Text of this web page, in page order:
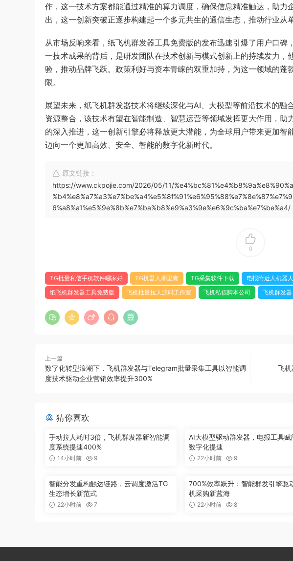
作，这一技术方案都能通过精准的算力调度，确保信息精准触达，助力
出，这一创新突破正逐步构建起一个多元共生的通信生态，推动行业从
从市场反响来看，纸飞机群发器工具免费版的发布迅速引爆了用户口
一技术成果的背后，是研发团队在技术创新与模式创新上的持续发力，
验，推动品牌飞跃。政策利好与资本青睐的双重加持，为这一领域的
限。
展望未来，纸飞机群发器技术将继续深化与AI、大模型等前沿技术的融
资源整合，该技术有望在智能制造、智慧运营等领域发挥更大作用，
的深入推进，这一创新引擎必将释放更大潜能，为全球用户带来更加
迈向一个更加高效、安全、智能的数字化新时代。
原文链接：
https://www.ckpojie.com/2026/05/11/
6%a8%a1%e5%9e%8b%e7%ba%b8%e9%a3%9e%e6%9c%ba%e7%be%a4/
0
TG批量私信手机软件哪家好 TG机器人哪里有 TG采集软件下载 电报附近人机器
纸飞机群发器工具免费版
飞机批量拉人源码工作室 飞机私信脚本公司 飞机群发器
上一篇
数字化转型浪潮下，飞机群发器与Telegram批量采集工具以智能调
度技术驱动企业营销效率提升300%
飞
猜你喜欢
手动拉人耗时3倍，飞机群发器新智能调
度系统提速400%
14小时前 9
AI大模型驱动群发器，电报工具赋
数字化提速
22小时前 9
智能分发重构触达链路，云调度激活TG
生态增长新范式
22小时前 7
700%效率跃升：智能群发引擎驱
机采购新蓝海
22小时前 8